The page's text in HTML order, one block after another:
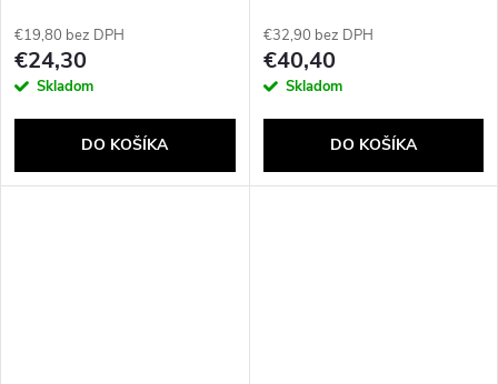
€19,80 bez DPH
€24,30
Skladom
DO KOŠÍKA
€32,90 bez DPH
€40,40
Skladom
DO KOŠÍKA